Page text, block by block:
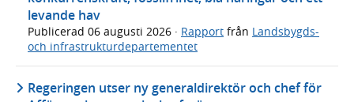
levande hav
Publicerad 06 augusti 2026 · Rapport från Landsbygds-
och infrastrukturdepartementet
Regeringen utser ny generaldirektör och chef för